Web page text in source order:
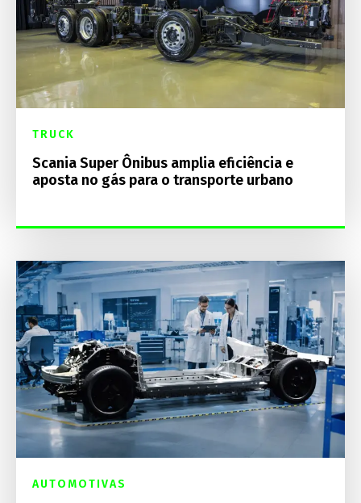
TRUCK
Scania Super Ônibus amplia eficiência e
aposta no gás para o transporte urbano
AUTOMOTIVAS